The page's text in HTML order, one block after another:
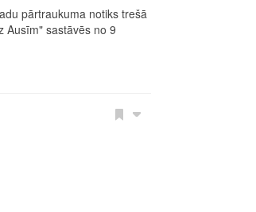
pārtraukuma notiks trešā
Ausīm" sastāvēs no 9